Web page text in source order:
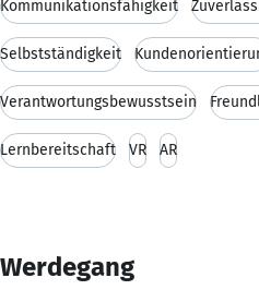
Kommunikationsfähigkeit
Selbstständigkeit
Verantwortungsbewusstsein
Lernbereitschaft VR AR
Werdegang